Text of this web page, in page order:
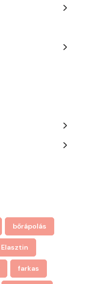
bőrápolás
Elasztin
farkas